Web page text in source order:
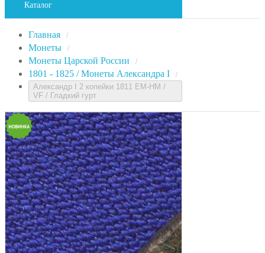
Каталог
Главная /
Монеты /
Монеты Царской России /
1801 - 1825 / Монеты Александра I /
Александр I 2 копейки 1811 ЕМ-НМ /
VF / Гладкий гурт